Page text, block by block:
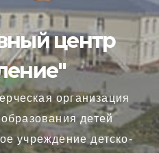
центр
организация
детей
учреждение детско-